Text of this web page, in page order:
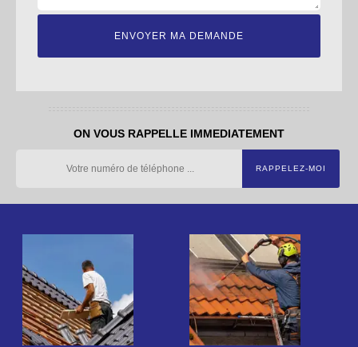
ON VOUS RAPPELLE IMMEDIATEMENT